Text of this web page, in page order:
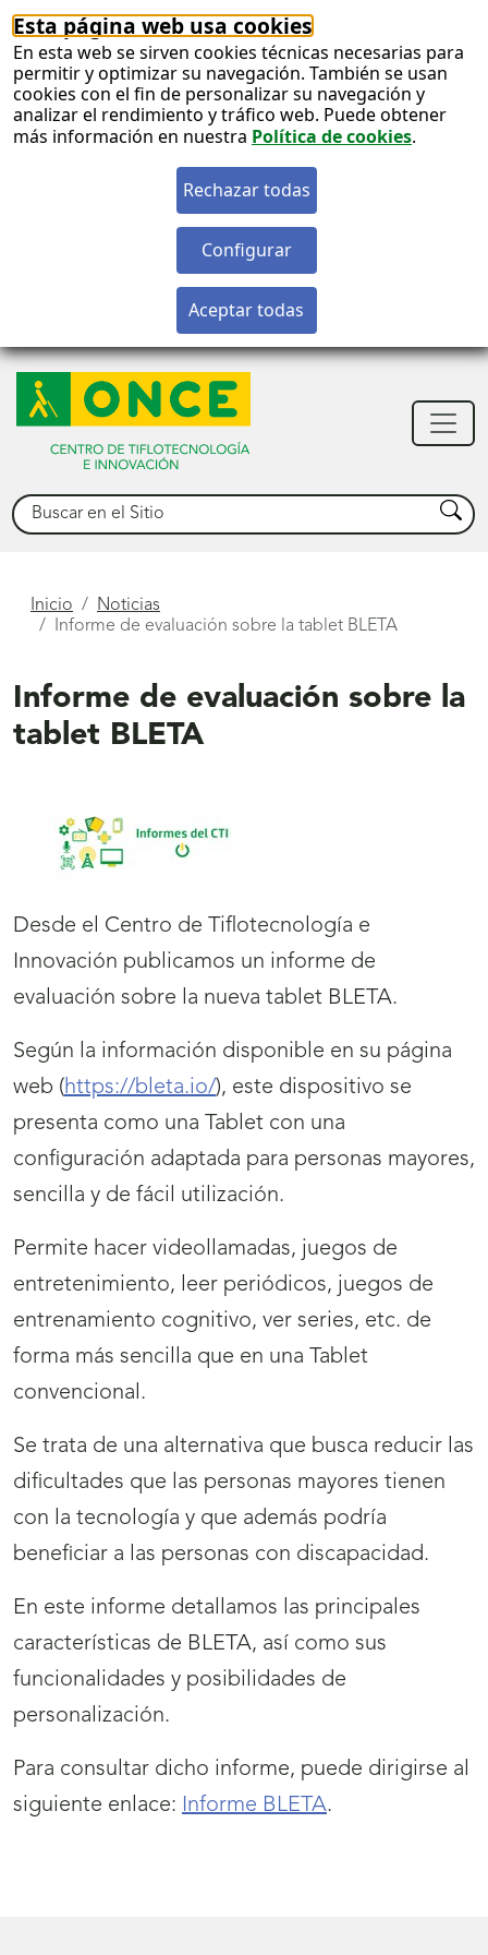
Esta página web usa cookies
En esta web se sirven cookies técnicas necesarias para
permitir y optimizar su navegación. También se usan
cookies con el fin de personalizar su navegación y
analizar el rendimiento y tráfico web. Puede obtener
más información en nuestra Política de cookies.
Buscar Buscar
Está
aquí
Inicio
Noticias
Informe de evaluación sobre la tablet BLETA
Informe de evaluación sobre la
tablet BLETA
Desde el Centro de T iflotecnología e
Innovación publicamos un informe de
evaluación sobre la nueva tablet BLETA.
Según la información disponible en su página
web (https://bleta.io/), este dispositivo se
presenta como una Tablet con una
configuración adaptada para personas mayores,
sencilla y de fácil utilización.
Permite hacer videollamadas, juegos de
entretenimiento, leer periódicos, juegos de
entrenamiento cognitivo, ver series, etc. de
forma más sencilla que en una Tablet
convencional.
Se trata de una alternativa que busca reducir las
dificultades que las personas mayores tienen
con la tecnología y que además podría
beneficiar a las personas con discapacidad.
En este informe detallamos las principales
características de BLETA, así como sus
funcionalidades y posibilidades de
personalización.
Para consultar dicho informe, puede dirigirse al
siguiente enlace: Informe BLETA.